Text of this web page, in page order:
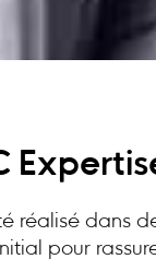
réalisé dans
pour